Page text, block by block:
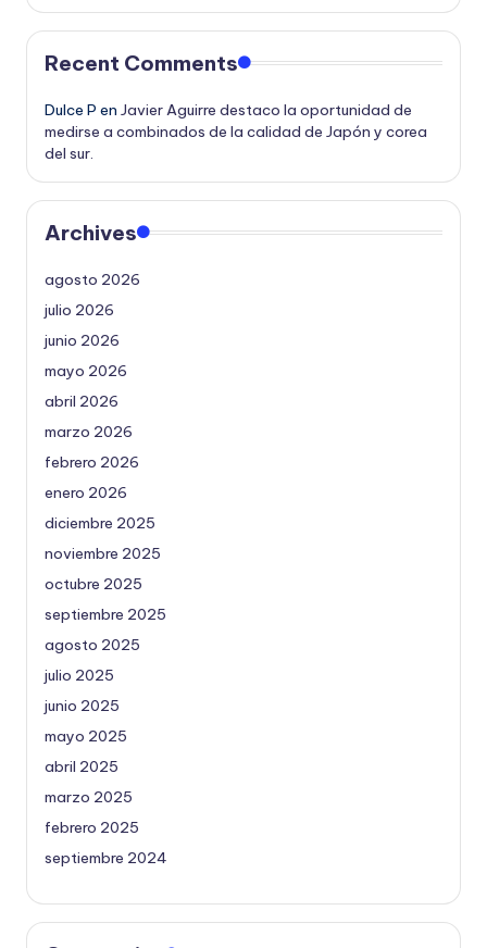
Recent Comments
Dulce P en Javier Aguirre destaco la oportunidad de
medirse a combinados de la calidad de Japón y corea
del sur.
Archives
agosto 2026
julio 2026
junio 2026
mayo 2026
abril 2026
marzo 2026
febrero 2026
enero 2026
diciembre 2025
noviembre 2025
octubre 2025
septiembre 2025
agosto 2025
julio 2025
junio 2025
mayo 2025
abril 2025
marzo 2025
febrero 2025
septiembre 2024